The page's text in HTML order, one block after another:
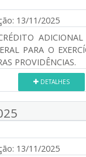
13/11/2025
PARA O
PROVIDÊNCIAS.
DETALHES
13/11/2025